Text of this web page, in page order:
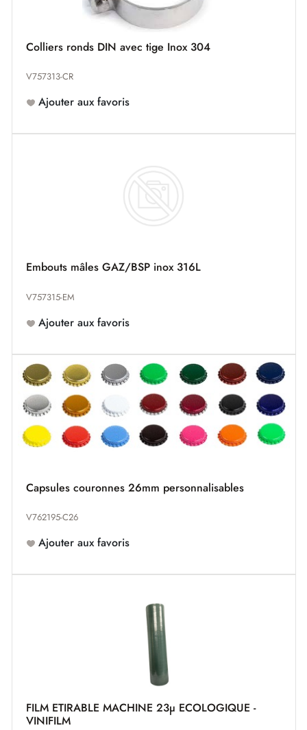
Colliers ronds DIN avec tige Inox 304
V757313-CR
Ajouter aux favoris
Embouts mâles GAZ/BSP inox 316L
V757315-EM
Ajouter aux favoris
Capsules couronnes 26mm personnalisables
V762195-C26
Ajouter aux favoris
FILM ETIRABLE MACHINE 23µ ECOLOGIQUE -
VINIFILM